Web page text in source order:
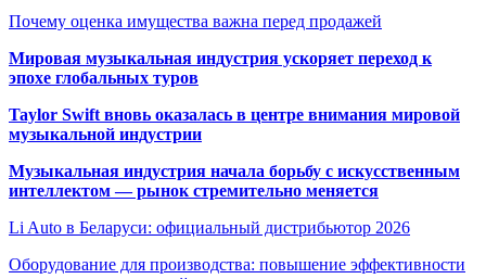
Почему оценка имущества важна перед продажей
Мировая музыкальная индустрия ускоряет переход к
эпохе глобальных туров
Taylor Swift вновь оказалась в центре внимания мировой
музыкальной индустрии
Музыкальная индустрия начала борьбу с искусственным
интеллектом — рынок стремительно меняется
Li Auto в Беларуси: официальный дистрибьютор 2026
Оборудование для производства: повышение эффективности